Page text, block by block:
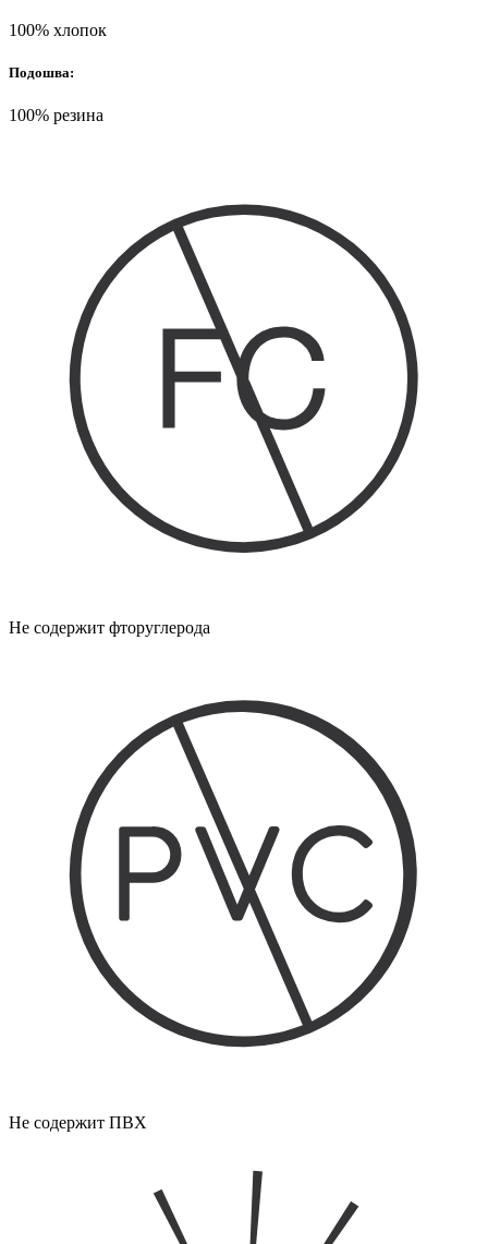
100% хлопок
Подошва:
100% резина
Не содержит фторуглерода
Не содержит ПВХ